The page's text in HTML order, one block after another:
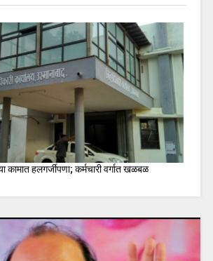
कामात हलगर्जीपणा; कर्मचारी वर्गात खळबळ